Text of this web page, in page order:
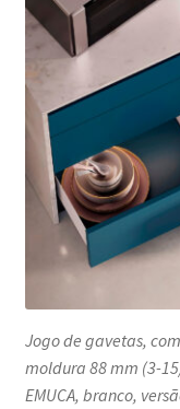
Jogo de gavetas,
moldura 88 mm (3-
EMUCA, branco,